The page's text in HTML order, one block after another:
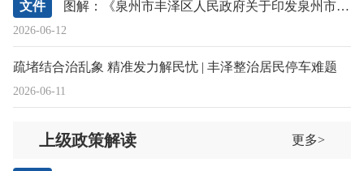
文件
2026-06-12
图解：《泉州市丰泽区人民政府关于印发泉州市丰泽区国民经济和社会发展第十五个五年规划纲要的通知》政策解读
2026-06-11
疏堵结合治乱象 精准发力解民忧 | 丰泽整治居民停车难题
上级政策解读 更多>